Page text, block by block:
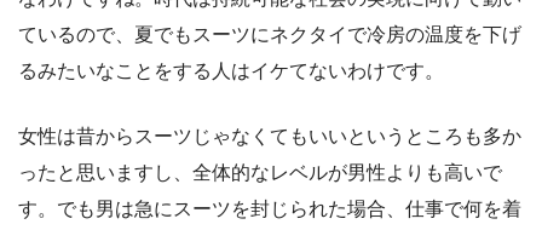
ているので、夏でもスーツにネクタイで冷房の温度を下げ
るみたいなことをする人はイケてないわけです。
女性は昔からスーツじゃなくてもいいというところも多か
ったと思いますし、全体的なレベルが男性よりも高いで
す。でも男は急にスーツを封じられた場合、仕事で何を着